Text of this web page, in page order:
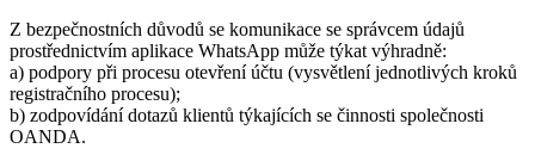
Z bezpečnostních důvodů se komunikace se správcem údajů
prostřednictvím aplikace WhatsApp může týkat výhradně:
a) podpory při procesu otevření účtu (vysvětlení jednotlivých kroků
registračního procesu);
b) zodpovídání dotazů klientů týkajících se činnosti společnosti
OANDA.